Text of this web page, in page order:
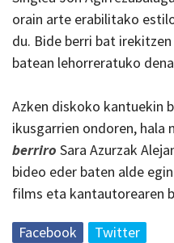
orain arte erabilitako
du. Bide berri bat
batean lehorreratuko
Azken diskoko kantuekin
ikusgarrien ondoren, hala
berriro Sara Azurzak
bideo eder baten alde
films eta kantautorearen
Facebook Twitter